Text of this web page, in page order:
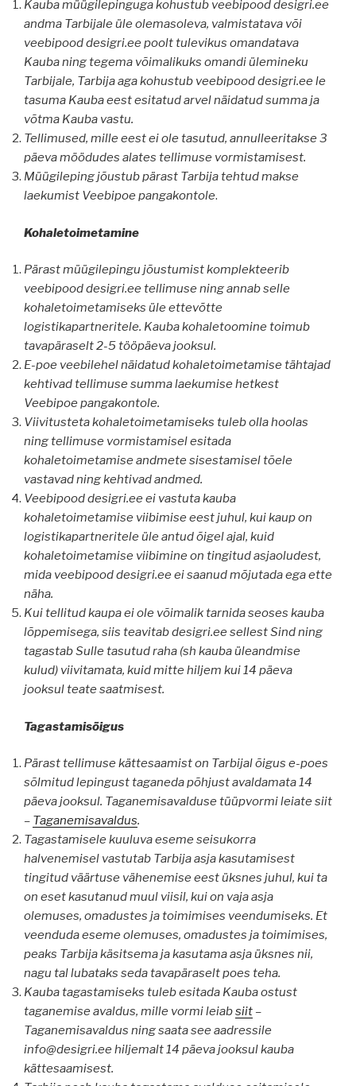
Kauba müügilepinguga kohustub veebipood desigri.ee
andma Tarbijale üle olemasoleva, valmistatava või
veebipood desigri.ee poolt tulevikus omandatava
Kauba ning tegema võimalikuks omandi ülemineku
Tarbijale, Tarbija aga kohustub veebipood desigri.ee le
tasuma Kauba eest esitatud arvel näidatud summa ja
võtma Kauba vastu.
Tellimused, mille eest ei ole tasutud, annulleeritakse 3
päeva möödudes alates tellimuse vormistamisest.
Müügileping jõustub pärast Tarbija tehtud makse
laekumist Veebipoe pangakontole.
Kohaletoimetamine
Pärast müügilepingu jõustumist komplekteerib
veebipood desigri.ee tellimuse ning annab selle
kohaletoimetamiseks üle ettevõtte
logistikapartneritele. Kauba kohaletoomine toimub
tavapäraselt 2-5 tööpäeva jooksul.
E-poe veebilehel näidatud kohaletoimetamise tähtajad
kehtivad tellimuse summa laekumise hetkest
Veebipoe pangakontole.
Viivitusteta kohaletoimetamiseks tuleb olla hoolas
ning tellimuse vormistamisel esitada
kohaletoimetamise andmete sisestamisel tõele
vastavad ning kehtivad andmed.
Veebipood desigri.ee ei vastuta kauba
kohaletoimetamise viibimise eest juhul, kui kaup on
logistikapartneritele üle antud õigel ajal, kuid
kohaletoimetamise viibimine on tingitud asjaoludest,
mida veebipood desigri.ee ei saanud mõjutada ega ette
näha.
Kui tellitud kaupa ei ole võimalik tarnida seoses kauba
lõppemisega, siis teavitab desigri.ee sellest Sind ning
tagastab Sulle tasutud raha (sh kauba üleandmise
kulud) viivitamata, kuid mitte hiljem kui 14 päeva
jooksul teate saatmisest.
Tagastamisõigus
Pärast tellimuse kättesaamist on Tarbijal õigus e-poes
sõlmitud lepingust taganeda põhjust avaldamata 14
päeva jooksul. Taganemisavalduse tüüpvormi leiate siit
– Taganemisavaldus.
Tagastamisele kuuluva eseme seisukorra
halvenemisel vastutab Tarbija asja kasutamisest
tingitud väärtuse vähenemise eest üksnes juhul, kui ta
on eset kasutanud muul viisil, kui on vaja asja
olemuses, omadustes ja toimimises veendumiseks. Et
veenduda eseme olemuses, omadustes ja toimimises,
peaks Tarbija käsitsema ja kasutama asja üksnes nii,
nagu tal lubataks seda tavapäraselt poes teha.
Kauba tagastamiseks tuleb esitada Kauba ostust
taganemise avaldus, mille vormi leiabsiit –
Taganemisavaldus ning saata see aadressile
info@desigri.ee hiljemalt 14 päeva jooksul kauba
kättesaamisest.